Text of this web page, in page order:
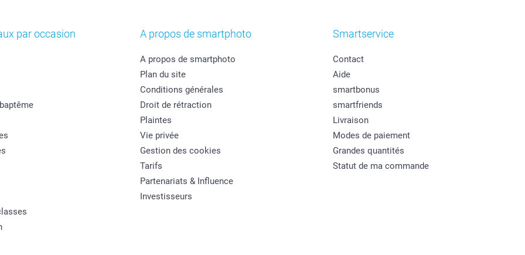
par occasion A propos de smartphoto
A propos de smartphoto
Plan du site
Conditions générales
Droit de rétraction
Plaintes
Vie privée
Gestion des cookies
Tarifs
Partenariats & Influence
Investisseurs
Smartservice
Contact
Aide
smartbonus
smartfriends
Livraison
Modes de paiement
Grandes quantités
Statut de ma commande